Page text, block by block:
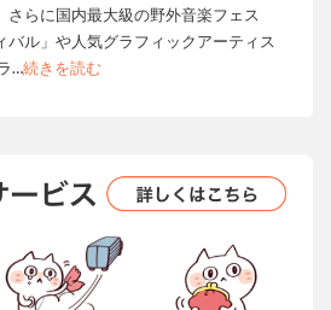
さらに国内最大級の野外音楽フェス
バル」や人気グラフィックアーティス
…続きを読む